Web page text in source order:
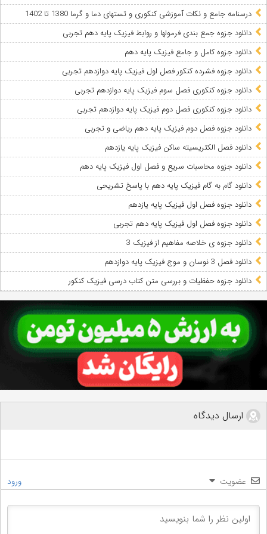
درسنامه جامع و نکات آموزشی کنکوری و تستهای دما و گرما 1380 تا 1402‎
دانلود جزوه جمع بندی فرمولها و روابط فیزیک پایه دهم تجربی
دانلود جزوه کامل و جامع فیزیک پایه دهم
دانلود جزوه فشرده کنکور فصل اول فیزیک پایه دوازدهم تجربی
دانلود جزوه کنکوری فصل سوم فیزیک پایه دوازدهم تجربی
دانلود جزوه کنکوری فصل دوم فیزیک پایه دوازدهم تجربی
دانلود جزوه فصل دوم فیزیک پایه دهم ریاضی و تجربی
دانلود فصل الکتریسیته ساکن فیزیک پایه یازدهم
دانلود جزوه محاسبات سریع و فصل اول فیزیک پایه دهم
دانلود گام به گام فیزیک پایه دهم با پاسخ تشریحی
دانلود جزوه فصل اول فیزیک پایه یازدهم
دانلود جزوه فصل اول فیزیک پایه دهم تجربی
دانلود جزوه ی خلاصه مفاهیم از فیزیک 3
دانلود فصل 3 نوسان و موج فیزیک پایه دوازدهم
دانلود جزوه حفظیات و بررسی متن کتاب درسی فیزیک کنکور
ارسال دیدگاه
عضویت ورود